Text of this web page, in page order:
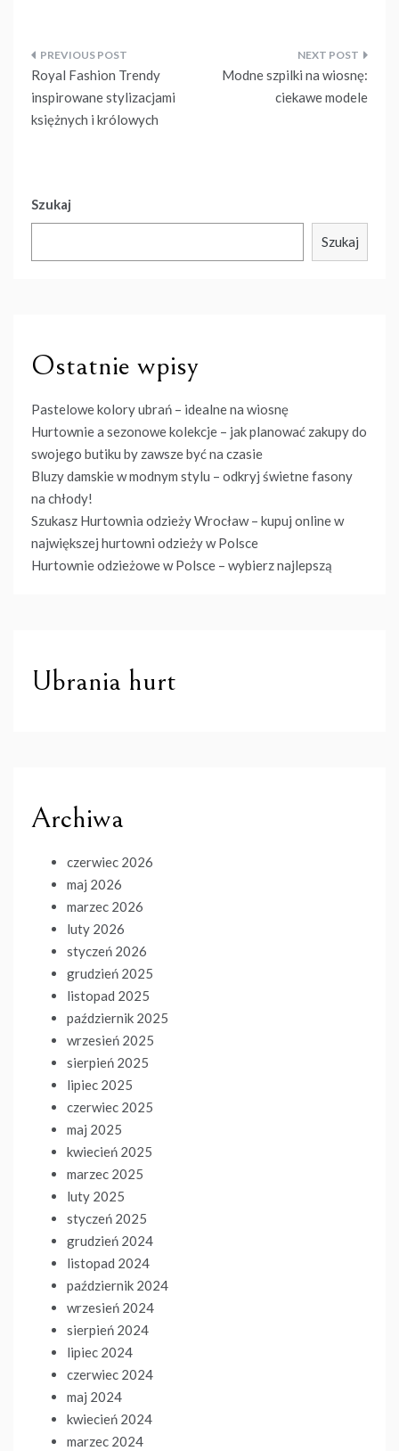
Nawigacja
wpisu
Royal Fashion Trendy
inspirowane stylizacjami
księżnych i królowych
Modne szpilki na wiosnę:
ciekawe modele
Szukaj
Szukaj
Ostatnie wpisy
Pastelowe kolory ubrań – idealne na wiosnę
Hurtownie a sezonowe kolekcje – jak planować zakupy do
swojego butiku by zawsze być na czasie
Bluzy damskie w modnym stylu – odkryj świetne fasony
na chłody!
Szukasz Hurtownia odzieży Wrocław – kupuj online w
największej hurtowni odzieży w Polsce
Hurtownie odzieżowe w Polsce – wybierz najlepszą
Ubrania hurt
Archiwa
czerwiec 2026
maj 2026
marzec 2026
luty 2026
styczeń 2026
grudzień 2025
listopad 2025
październik 2025
wrzesień 2025
sierpień 2025
lipiec 2025
czerwiec 2025
maj 2025
kwiecień 2025
marzec 2025
luty 2025
styczeń 2025
grudzień 2024
listopad 2024
październik 2024
wrzesień 2024
sierpień 2024
lipiec 2024
czerwiec 2024
maj 2024
kwiecień 2024
marzec 2024